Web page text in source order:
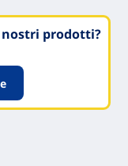
prodotti?